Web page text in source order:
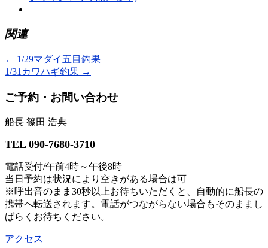
関連
← 1/29マダイ五目釣果
1/31カワハギ釣果 →
ご予約・お問い合わせ
船長 篠田 浩典
TEL 090-7680-3710
電話受付/午前4時～午後8時
当日予約は状況により空きがある場合は可
※呼出音のまま30秒以上お待ちいただくと、自動的に船長の
携帯へ転送されます。電話がつながらない場合もそのままし
ばらくお待ちください。
アクセス